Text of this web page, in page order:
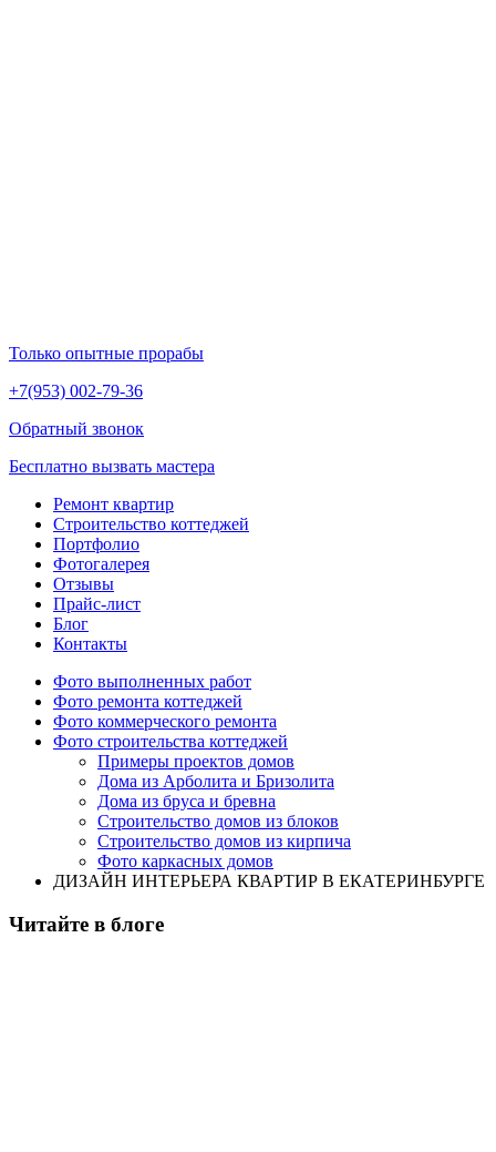
Только опытные прорабы
+7(953) 002-79-36
Обратный звонок
Бесплатно вызвать мастера
Ремонт квартир
Строительство коттеджей
Портфолио
Фотогалерея
Отзывы
Прайс-лист
Блог
Контакты
Фото выполненных работ
Фото ремонта коттеджей
Фото коммерческого ремонта
Фото строительства коттеджей
Примеры проектов домов
Дома из Арболита и Бризолита
Дома из бруса и бревна
Строительство домов из блоков
Строительство домов из кирпича
Фото каркасных домов
ДИЗАЙН ИНТЕРЬЕРА КВАРТИР В ЕКАТЕРИНБУРГЕ
Читайте в блоге